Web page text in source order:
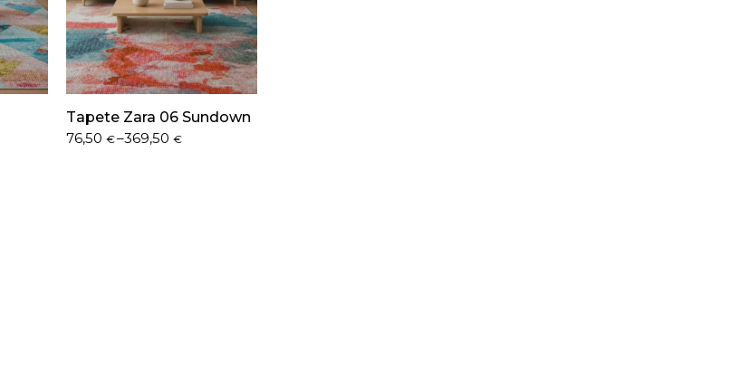
Tapete Zara 06 Sundown
76,50 €–369,50€
Price